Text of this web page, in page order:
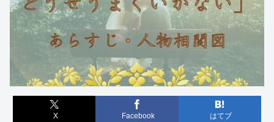
X Facebook はてブ